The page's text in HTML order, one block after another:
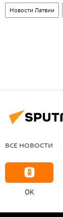
Новости Латвии
ВСЕ НОВОСТИ
OK